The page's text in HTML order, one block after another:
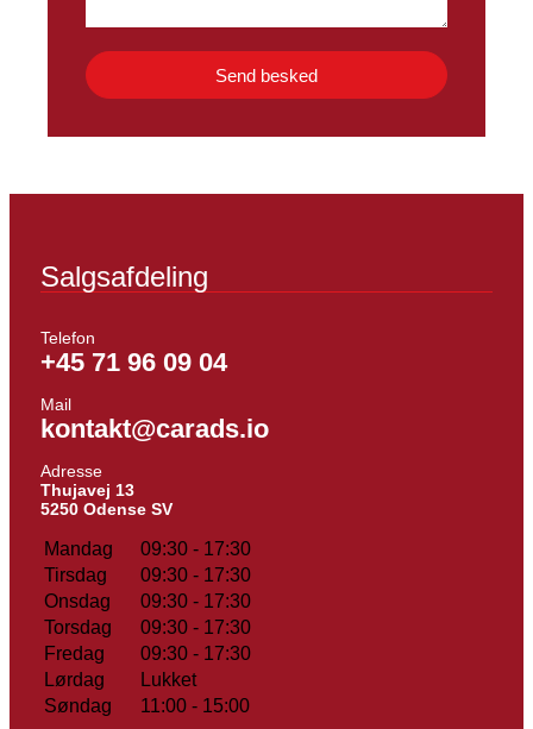
Send besked
Salgsafdeling
Telefon
+45 71 96 09 04
Mail
kontakt@carads.io
Adresse
Thujavej 13
5250 Odense SV
Mandag
09:30 - 17:30
Tirsdag
09:30 - 17:30
Onsdag
09:30 - 17:30
Torsdag
09:30 - 17:30
Fredag
09:30 - 17:30
Lørdag
Lukket
Søndag
11:00 - 15:00